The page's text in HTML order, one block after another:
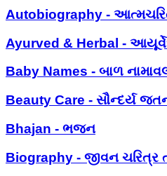
Autobiography -
Ayurved & Herbal -
Baby Names - બાળ
Beauty Care - સૌન્દર્ય
Bhajan - ભજન
Biography - જીવન ચરિત્ર